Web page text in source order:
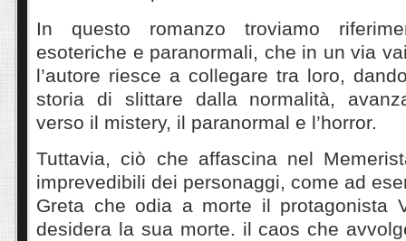
In questo romanzo troviamo
esoteriche e paranormali, che in un via
l’autore riesce a collegare tra loro,
storia di slittare dalla normalità,
verso il mistery, il paranormal e l’horror.
Tuttavia, ciò che affascina nel
imprevedibili dei personaggi, come ad
Greta che odia a morte il protagonista
desidera la sua morte. il caos che